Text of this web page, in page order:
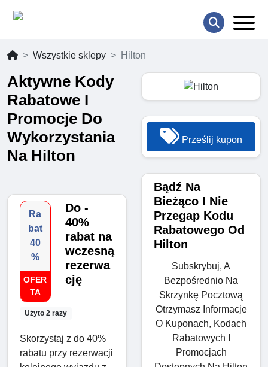
Wszystkie sklepy Hilton
Aktywne Kody
Rabatowe I
Promocje Do
Wykorzystania
Na Hilton
Ra
bat
40
%
OFER
TA
Użyto 2 razy
Do -
40%
rabat na
wczesną
rezerwa
cję
Skorzystaj z do 40%
rabatu przy rezerwacji
Prześlij kupon
Bądź Na
Bieżąco I Nie
Przegap Kodu
Rabatowego Od
Hilton
Subskrybuj, A
Bezpośrednio Na
Skrzynkę Pocztową
Otrzymasz Informacje
O Kuponach, Kodach
Rabatowych I
Promocjach